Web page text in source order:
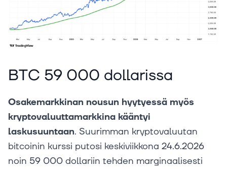
BTC 59 000 dollarissa
Osakemarkkinan nousun hyytyessä myös
kryptovaluuttamarkkina kääntyi
laskusuuntaan. Suurimman kryptovaluutan
bitcoinin kurssi putosi keskiviikkona 24.6.2026
noin 59 000 dollariin tehden marginaalisesti